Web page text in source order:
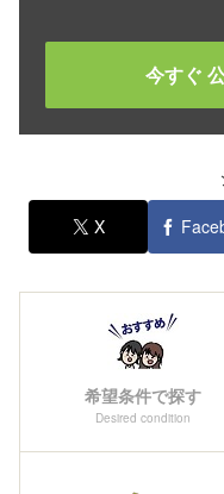
今すぐ
X
希望条件で探す
Desired condition